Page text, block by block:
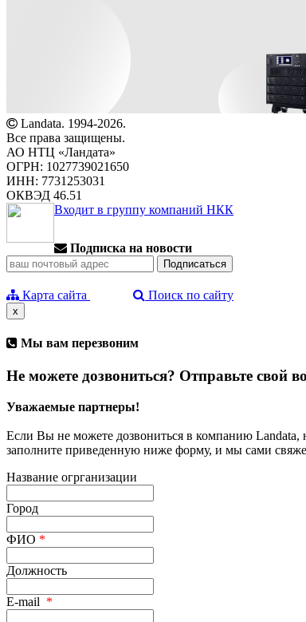
Landata. 1994-2026.
Все права защищены.
АО НТЦ «Ландата»
ОГРН: 1027739021650
ИНН: 7731253031
ОКВЭД 46.51
Входит в группу компаний НКК
Подписка на новости
Карта сайта Поиск по сайту
x
Мы вам перезвоним
Не можете дозвониться? Отправьте свой
Уважаемые партнеры!
Если Вы не можете дозвониться в компанию
заполните приведенную ниже форму, и мы сами
Название огрганизации
Город
ФИО *
Должность
E-mail *